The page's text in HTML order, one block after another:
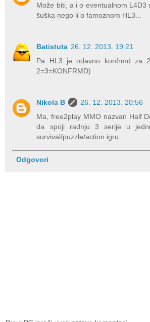
Može biti, a i o eventualnom L4D3
šuška nego li o famoznom HL3...
Batistuta 26. 12. 2013. 19:21
Pa HL3 je odavno konfrmd za
2=3=KONFRMD)
Nikola B
26. 12. 2013. 20:56
Ma, free2play MMO nazvan Half
da spoji radnju 3 serije u
survival/puzzle/action igru.
Odgovori